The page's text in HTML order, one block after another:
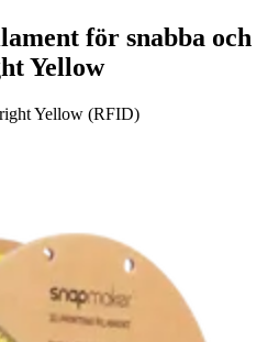
för snabba och
Yellow
Yellow (RFID)